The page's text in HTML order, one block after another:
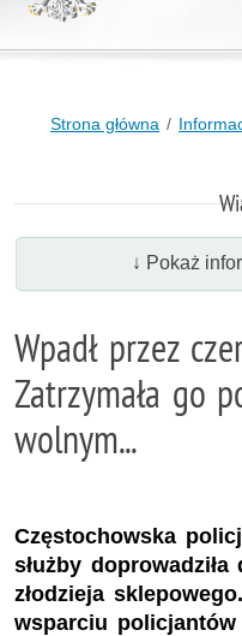
Strona główna
↓ Pokaż
Wpadł przez
Zatrzymała go
wolnym...
Częstochowska
służby
złodzieja
wsparciu